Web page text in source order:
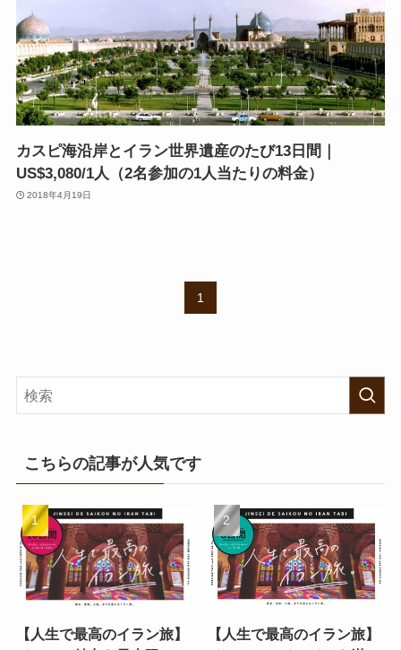
カスピ海沿岸とイラン世界遺産のたび13日間｜
US$3,080/1人（2名参加の1人当たりの料金）
2018年4月19日
1
こちらの記事が人気です
【人生で最高のイラン旅】
【人生で最高のイラン旅】